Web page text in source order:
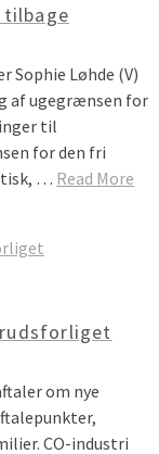
Sophie Løhde (V)
af ugegrænsen for
til
for den fri
… Read More
om nye
CO-industri